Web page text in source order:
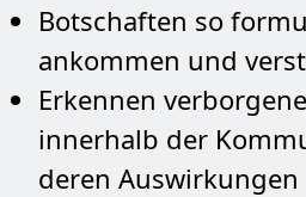
Botschaften so
ankommen und
Erkennen
innerhalb der
deren Auswirkungen